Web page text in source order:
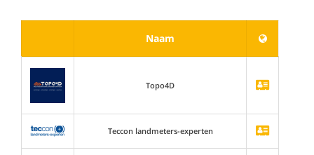
Naam
Topo4D
Teccon landmeters-experten